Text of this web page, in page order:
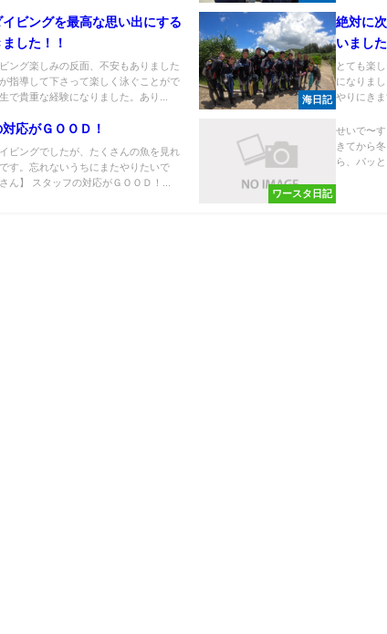
イビングを最高な思い出にする
した！！
ング楽しみの反面、不安もありました
指導して下さって楽しく泳ぐことがで
で貴重な経験になりました。あり...
海日記
絶対に
いました
とても楽
になりま
やりにき
応がＧＯＯＤ！
ビングでしたが、たくさんの魚を見れ
す。忘れないうちにまたやりたいで
ん】 スタッフの対応がＧＯＯＤ！...
ワースタ日記
せいで〜
きてから
ら、パッ